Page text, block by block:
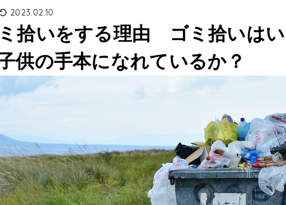
2023.02.10
拾いをする理由 ゴミ拾いはい
供の手本になれているか？